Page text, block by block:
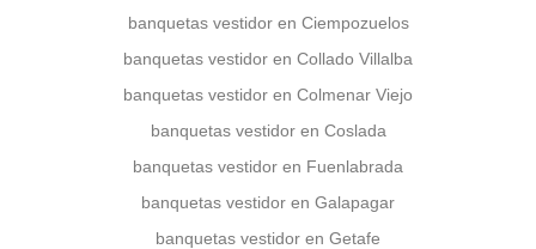
banquetas vestidor en Ciempozuelos
banquetas vestidor en Collado Villalba
banquetas vestidor en Colmenar Viejo
banquetas vestidor en Coslada
banquetas vestidor en Fuenlabrada
banquetas vestidor en Galapagar
banquetas vestidor en Getafe